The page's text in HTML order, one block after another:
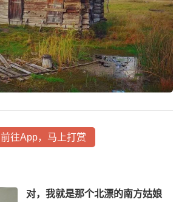
前往App，马上打赏
对，我就是那个北漂的南方姑娘